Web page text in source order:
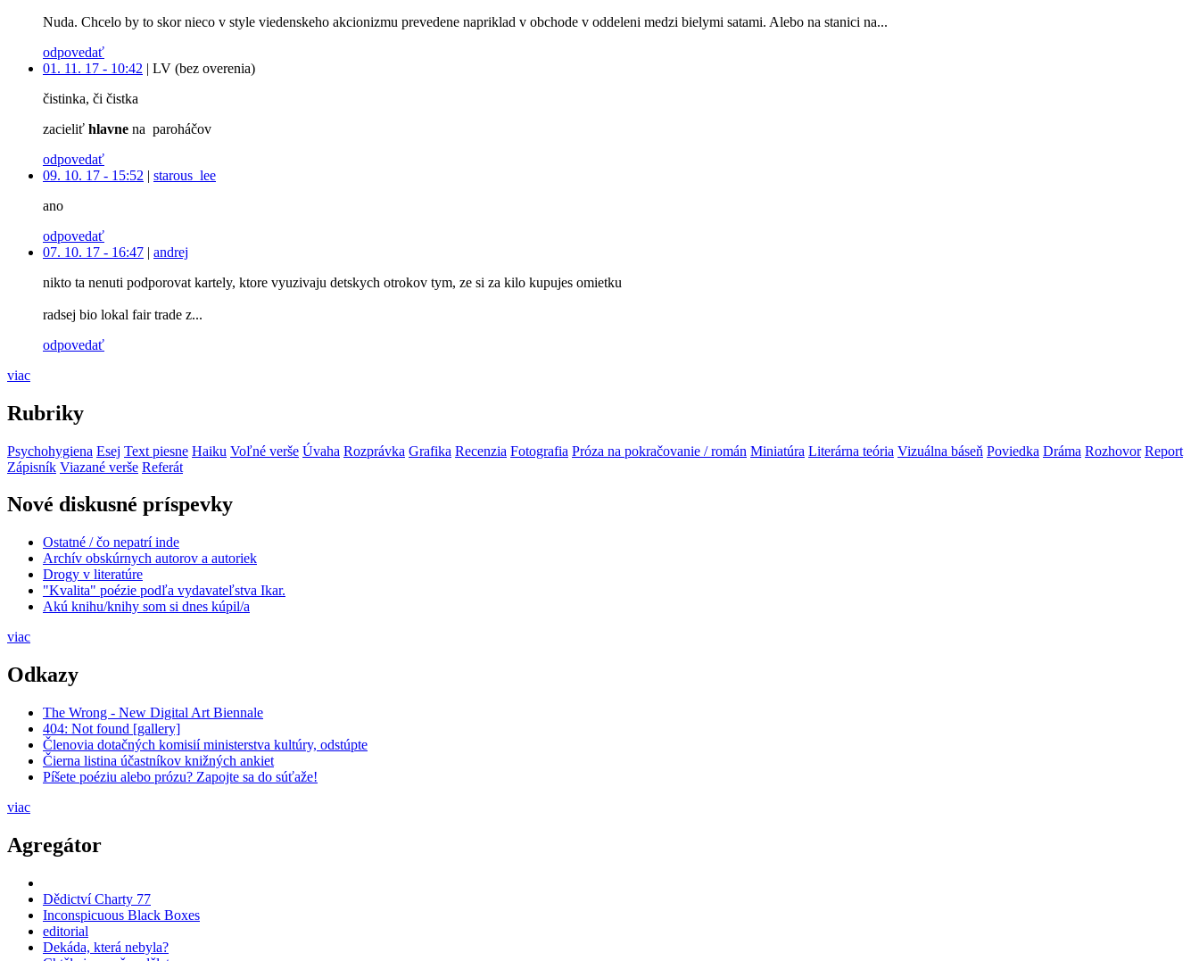
Nuda. Chcelo by to skor nieco v style viedenskeho akcionizmu prevedene napriklad v obchode v oddeleni medzi bielymi satami. Alebo na stanici na...
odpovedať
01. 11. 17 - 10:42 | LV (bez overenia)
čistinka, či čistka
zacieliť hlavne na paroháčov
odpovedať
09. 10. 17 - 15:52 | starous_lee
ano
odpovedať
07. 10. 17 - 16:47 | andrej
nikto ta nenuti podporovat kartely, ktore vyuzivaju detskych otrokov tym, ze si za kilo kupujes omietku
radsej bio lokal fair trade z...
odpovedať
viac
Rubriky
Psychohygiena Esej Text piesne Haiku Voľné verše Úvaha Rozprávka Grafika Recenzia Fotografia Próza na pokračovanie / román Miniatúra Literárna teória Vizuálna báseň Poviedka Dráma Rozhovor Report
Zápisník Viazané verše Referát
Nové diskusné príspevky
Ostatné / čo nepatrí inde
Archív obskúrnych autorov a autoriek
Drogy v literatúre
"Kvalita" poézie podľa vydavateľstva Ikar.
Akú knihu/knihy som si dnes kúpil/a
viac
Odkazy
The Wrong - New Digital Art Biennale
404: Not found [gallery]
Členovia dotačných komisií ministerstva kultúry, odstúpte
Čierna listina účastníkov knižných ankiet
Píšete poéziu alebo prózu? Zapojte sa do súťaže!
viac
Agregátor
Dědictví Charty 77
Inconspicuous Black Boxes
editorial
Dekáda, která nebyla?